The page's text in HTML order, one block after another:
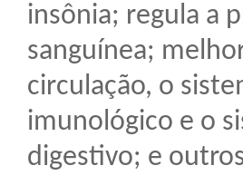
insônia; regula a
sanguínea;
circulação, o
imunológico e o
digestivo; e